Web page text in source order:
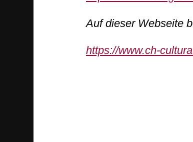
Auf dieser Webseite
https://www.ch-